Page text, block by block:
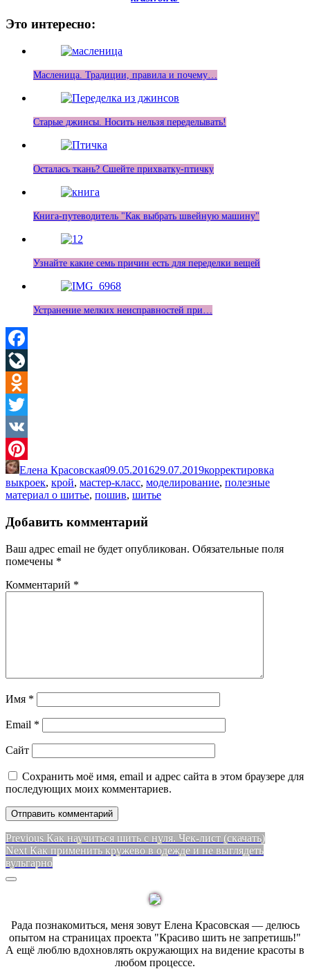
Это интересно:
Масленица. Традиции, правила и почему…
Старые джинсы. Носить нельзя переделывать!
Осталась ткань? Сшейте прихватку-птичку
Книга-путеводитель "Как выбрать швейную машину"
Узнайте какие семь причин есть для переделки вещей
Устранение мелких неисправностей при…
Facebook
LiveJournal
Odnoklassniki
Twitter
VK
Pinterest
Елена Красовская09.05.201629.07.2019корректировка
выкроек, крой, мастер-класс, моделирование, полезные
материал о шитье, пошив, шитье
Добавить комментарий
Ваш адрес email не будет опубликован. Обязательные поля
помечены *
Комментарий *
Имя *
Email *
Сайт
Сохранить моё имя, email и адрес сайта в этом браузере для
последующих моих комментариев.
Навигация
по
записям
Previous Previous
post:
Как научиться шить с нуля. Чек-лист (скачать)
Next Next
post:
Как применить кружево в одежде и не выглядеть
вульгарно
Sidebar
Рада познакомиться, меня зовут Елена Красовская — делюсь
опытом на страницах проекта "Красиво шить не запретишь!"
А ещё люблю вдохновлять окружающих на видение красоты в
любом процессе.